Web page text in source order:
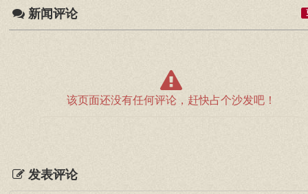
新闻评论
该页面还没有任何评论，赶快占个沙发吧！
发表评论